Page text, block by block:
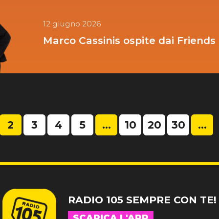
12 giugno 2026
Marco Cassinis ospite dai Friends
2 3 4 5 ... 10 20 30 ...
RADIO 105 SEMPRE CON TE!